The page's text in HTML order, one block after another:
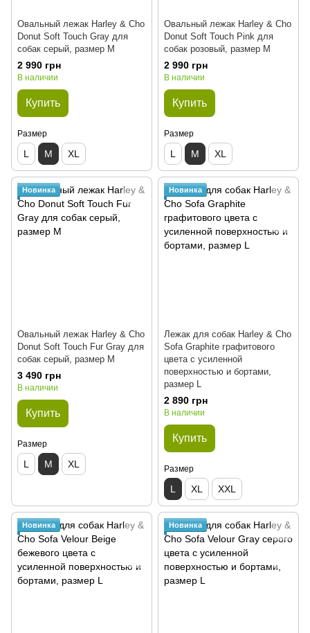
Овальный лежак Harley & Cho
Donut Soft Touch Gray для
собак серый, размер M
2 990 грн
В наличии
Купить
Размер
L M XL
Овальный лежак Harley & Cho
Donut Soft Touch Pink для
собак розовый, размер M
2 990 грн
В наличии
Купить
Размер
L M XL
Новинка
Овальный лежак Harley & Cho
Donut Soft Touch Fur Gray для
собак серый, размер M
3 490 грн
В наличии
Купить
Размер
L M XL
Новинка
Лежак для собак Harley & Cho
Sofa Graphite графитового
цвета с усиленной
поверхностью и бортами,
размер L
2 890 грн
В наличии
Купить
Размер
L XL XXL
Новинка Новинка